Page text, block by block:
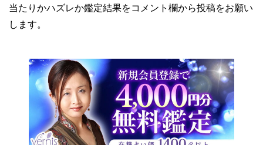
当たりかハズレか鑑定結果をコメント欄から投稿をお願い
します。